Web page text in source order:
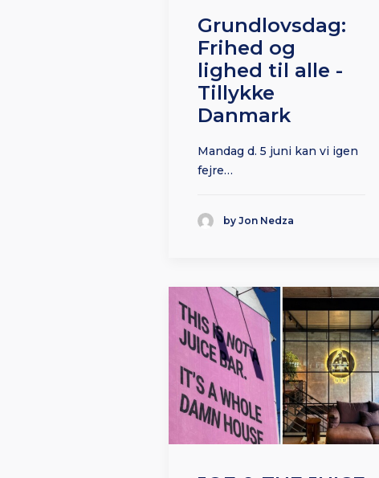
Grundlovsdag:
Frihed og
lighed til alle -
Tillykke
Danmark
Mandag d. 5 juni kan vi igen
fejre…
by Jon Nedza